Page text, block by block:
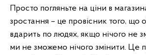
Просто погляньте на ціни в
зростання – це провісник того, що
вдарить по людях, якщо нічого не
ми не зможемо нічого змінити. Це